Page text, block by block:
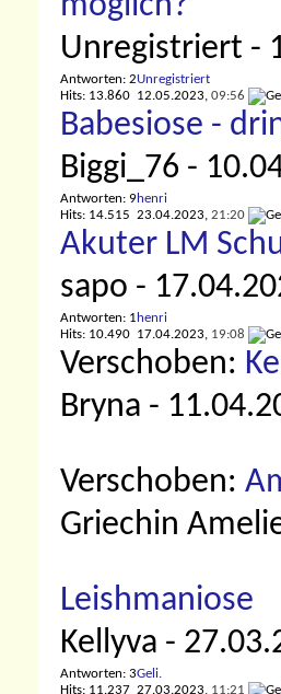
Unregistriert -
Antworten: 2
Hits: 13.860
Unregistriert
12.05.2023, 09:56
Babesiose -
Biggi_76 -
Antworten: 9
Hits: 14.515
henri
23.04.2023, 21:20
Akuter LM
sapo -
Antworten: 1
Hits: 10.490
henri
17.04.2023, 19:08
Verschoben:
Bryna -
Verschoben:
Griechin
Leishmaniose
Kellyva -
Antworten: 3
Hits: 11.237
Geli.
27.03.2023, 11:21